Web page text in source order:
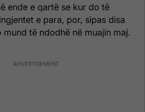
ende e qartë se kur do të
e para, por, sipas disa
të ndodhë në muajin maj.